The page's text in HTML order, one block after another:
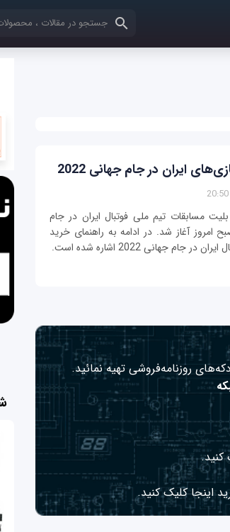
کلمات کلیدی خود را وارد کنید
ایران در جام جهانی 2022
مسابقات تیم ملی فوتبال ایران در جام
صبح امروز آغاز شد. در ادامه به راهنمای خرید
جهانی 2022 اشاره شده است.
روزنامه‌فروشی تهیه نمائید.
کنید.
اینجا کلیک کنید.